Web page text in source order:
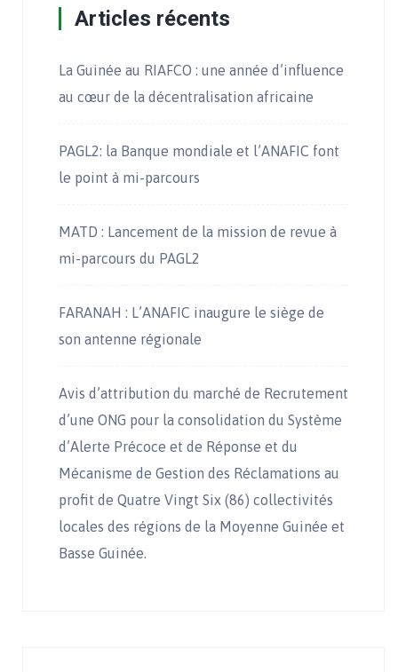
Articles récents
La Guinée au RIAFCO : une année d’influence
au cœur de la décentralisation africaine
PAGL2: la Banque mondiale et l’ANAFIC font
le point à mi-parcours
MATD : Lancement de la mission de revue à
mi-parcours du PAGL2
FARANAH : L’ANAFIC inaugure le siège de
son antenne régionale
Avis d’attribution du marché de Recrutement
d’une ONG pour la consolidation du Système
d’Alerte Précoce et de Réponse et du
Mécanisme de Gestion des Réclamations au
profit de Quatre Vingt Six (86) collectivités
locales des régions de la Moyenne Guinée et
Basse Guinée.